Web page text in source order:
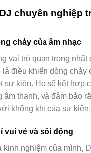
chuyên nghiệp
chảy của âm nhạc
vai trò quan trọng nhất
là điều khiển dòng chảy
sự kiện. Họ sẽ kết hợp
âm thanh, và đảm bảo
không khí của sự kiện.
vui vẻ và sôi động
kinh nghiệm của mình,